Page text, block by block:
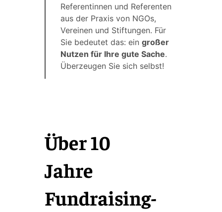
Referentinnen und Referenten
aus der Praxis von NGOs,
Vereinen und Stiftungen. Für
Sie bedeutet das: ein großer
Nutzen für Ihre gute Sache.
Überzeugen Sie sich selbst!
Über 10
Jahre
Fundraising-